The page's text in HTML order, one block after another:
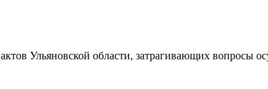
Ульяновской области, затрагивающих вопросы